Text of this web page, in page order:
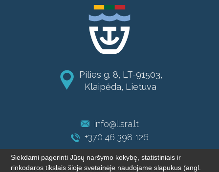
Pilies g. 8, LT-91503,
Klaipėda, Lietuva
info@llsra.lt
+370 46 398 126
Siekdami pagerinti Jūsų naršymo kokybę, statistiniais ir
rinkodaros tikslais šioje svetainėje naudojame slapukus (angl.